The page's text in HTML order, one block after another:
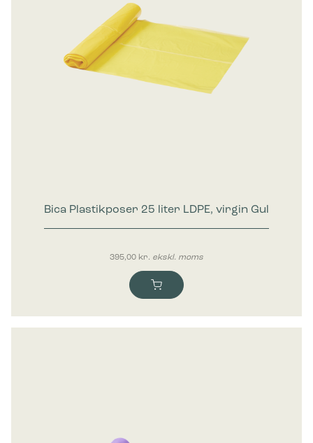
Bica Plastikposer 25 liter LDPE, virgin Gul
395,00 kr. ekskl. moms